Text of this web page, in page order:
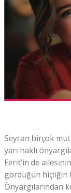
Seyran birçok
yarı haklı
Ferit’in de
gördüğün hiçliğin
Önyargılarından